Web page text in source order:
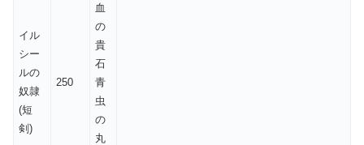
イル
シー
ルの
奴隷
(短
剣)
250
血
の
貴
石
青
虫
の
丸